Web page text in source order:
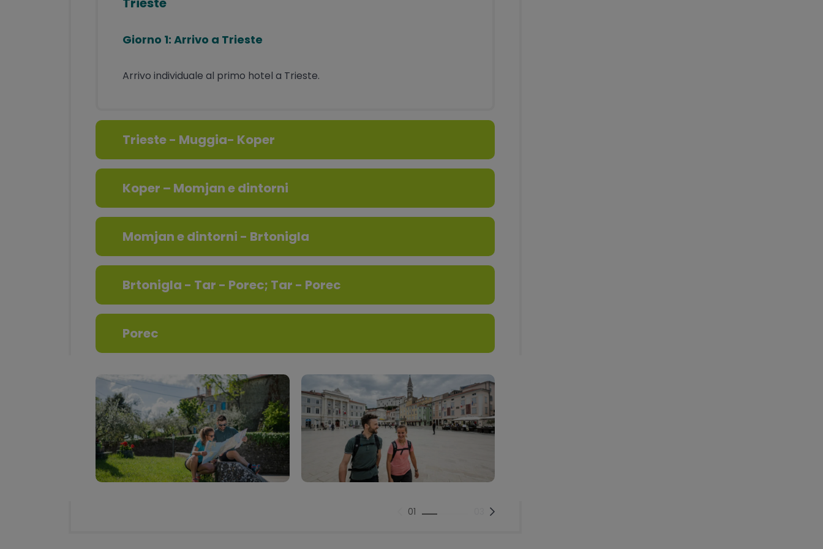
Giorno 1: Arrivo a Trieste
Arrivo individuale al primo hotel a Trieste.
Trieste - Muggia- Koper
Koper – Momjan e dintorni
Momjan e dintorni - Brtonigla
Brtonigla - Tar - Porec; Tar - Porec
Porec
01